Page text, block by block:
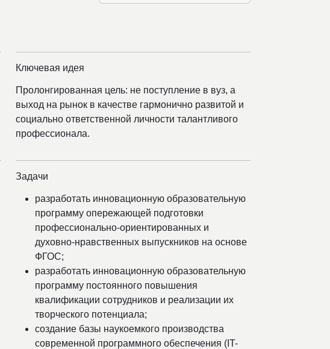
Ключевая идея
Пролонгированная цель: не поступление в вуз, а
выход на рынок в качестве гармонично развитой и
социально ответственной личности талантливого
профессионала.
Задачи
разработать инновационную образовательную
программу опережающей подготовки
профессионально-ориентированных и
духовно-нравственных выпускников на основе
ФГОС;
разработать инновационную образовательную
программу постоянного повышения
квалификации сотрудников и реализации их
творческого потенциала;
создание базы наукоемкого производства
современной программного обеспечения (IT-